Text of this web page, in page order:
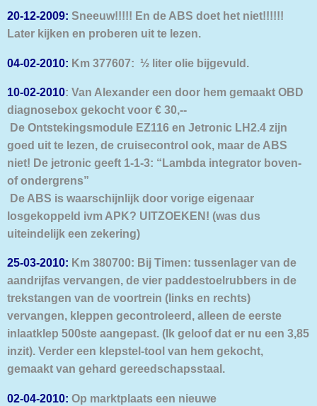
20-12-2009: Sneeuw!!!!! En de ABS doet het niet!!!!!!
Later kijken en proberen uit te lezen.
04-02-2010: Km 377607: ½ liter olie bijgevuld.
10-02-2010: Van Alexander een door hem gemaakt OBD
diagnosebox gekocht voor € 30,--
De Ontstekingsmodule EZ116 en Jetronic LH2.4 zijn
goed uit te lezen, de cruisecontrol ook, maar de ABS
niet! De jetronic geeft 1-1-3: “Lambda integrator boven-
of ondergrens”
De ABS is waarschijnlijk door vorige eigenaar
losgekoppeld ivm APK? UITZOEKEN! (was dus
uiteindelijk een zekering)
25-03-2010: Km 380700: Bij Timen: tussenlager van de
aandrijfas vervangen, de vier paddestoelrubbers in de
trekstangen van de voortrein (links en rechts)
vervangen, kleppen gecontroleerd, alleen de eerste
inlaatklep 500ste aangepast. (Ik geloof dat er nu een 3,85
inzit). Verder een klepstel-tool van hem gekocht,
gemaakt van gehard gereedschapsstaal.
02-04-2010: Op marktplaats een nieuwe